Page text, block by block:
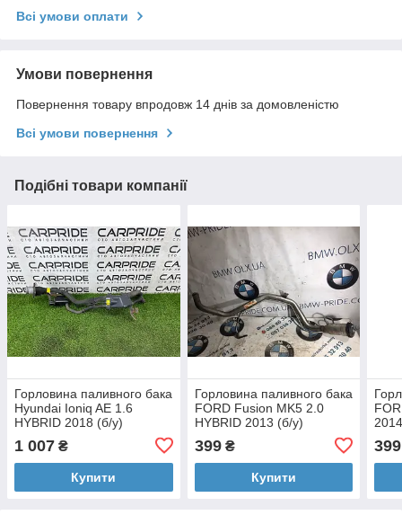
Всі умови оплати
Умови повернення
Повернення товару впродовж 14 днів за домовленістю
Всі умови повернення
Подібні товари компанії
Горловина паливного бака
Hyundai Ioniq AE 1.6
HYBRID 2018 (б/у)
1 007 ₴
Купити
Горловина паливного бака
FORD Fusion MK5 2.0
HYBRID 2013 (б/у)
399₴
Купити
399